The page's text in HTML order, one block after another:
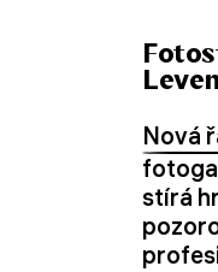
Nová
stírá